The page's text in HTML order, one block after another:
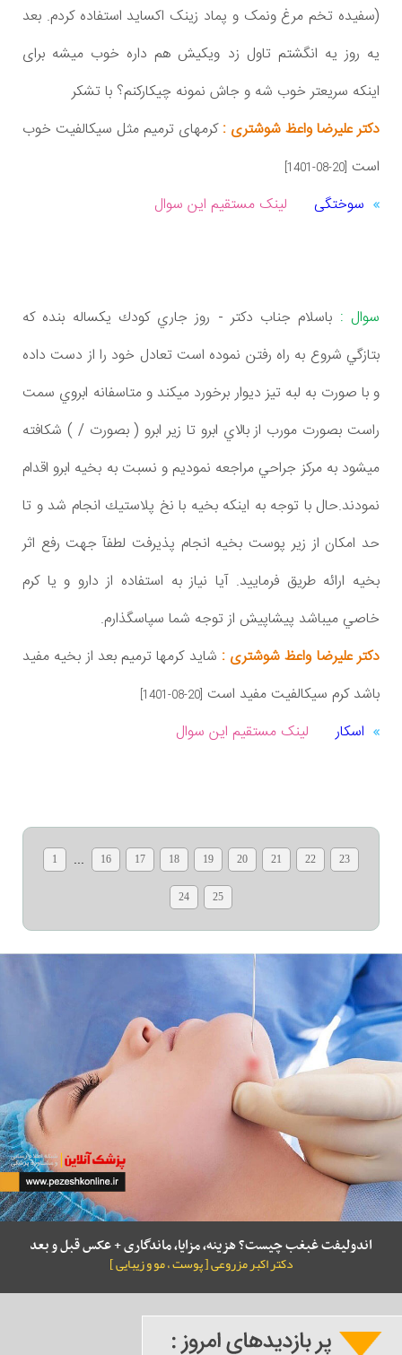
(سفیده تخم مرغ ونمک و پماد زینک اکساید استفاده کردم. بعد
یه روز یه انگشتم تاول زد ویکیش هم داره خوب میشه برای
اینکه سریعتر خوب شه و جاش نمونه چیکارکنم؟ با تشکر
دکتر علیرضا واعظ شوشتری :کرمهای ترمیم مثل سیکالفیت خوب
است [1401-08-20]
سوختگی لینک مستقیم این سوال
سوال : باسلام جناب دكتر - روز جاري كودك يكساله بنده كه
بتازگي شروع به راه رفتن نموده است تعادل خود را از دست داده
و با صورت به لبه تيز ديوار برخورد ميكند و متاسفانه ابروي سمت
راست بصورت مورب از بالاي ابرو تا زير ابرو ( بصورت / ) شكافته
ميشود به مركز جراحي مراجعه نموديم و نسبت به بخيه ابرو اقدام
نمودند.حال با توجه به اينكه بخيه با نخ پلاستيك انجام شد و تا
حد امكان از زير پوست بخيه انجام پذيرفت لطفآ جهت رفع اثر
بخيه ارائه طريق فرماييد. آيا نياز به استفاده از دارو و يا كرم
خاصي ميباشد پيشاپيش از توجه شما سپاسگذارم.
دکتر علیرضا واعظ شوشتری : شاید کرمها ترمیم بعد از بخیه مفید
باشد کرم سیکالفیت مفید است [1401-08-20]
اسکار لینک مستقیم این سوال
1 ... 16 17 18 19 20 21 22 23
24 25
اندولیفت غبغب چیست؟ هزینه، مزایا، ماندگاری + عکس قبل و بعد
دکتر اکبر مزروعی [ پوست ، مو و زیبایی ]